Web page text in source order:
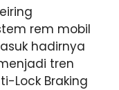
rem mobil
hadirnya
tren
Lock Braking